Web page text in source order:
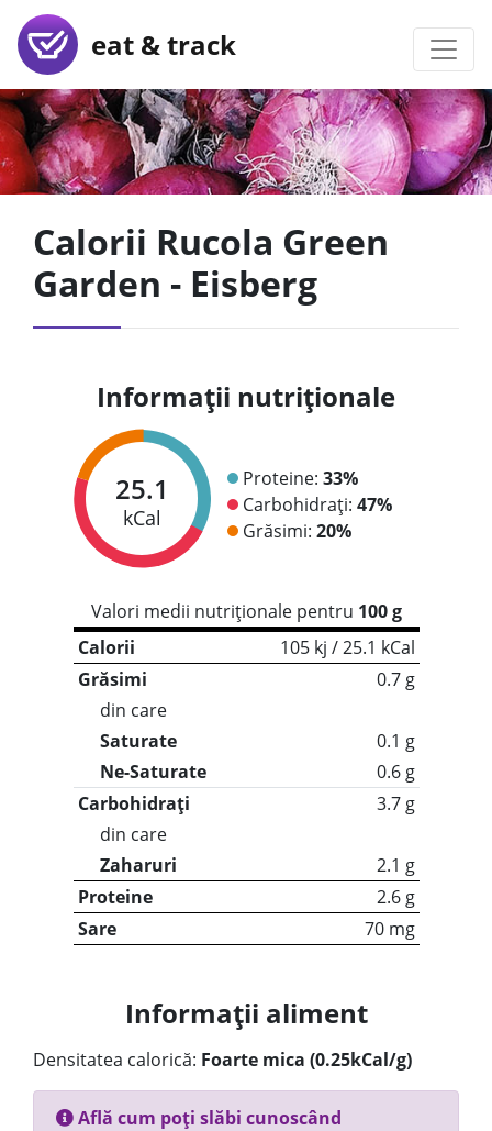
eat & track
Calorii Rucola Green
Garden - Eisberg
Informații nutriționale
25.1
kCal
Proteine: 33%
Carbohidrați: 47%
Grăsimi: 20%
Valori medii nutriționale pentru 100 g
Calorii
105 kj / 25.1 kCal
Grăsimi
0.7 g
din care
Saturate
0.1 g
Ne-Saturate
0.6 g
Carbohidrați
3.7 g
din care
Zaharuri
2.1 g
Proteine
2.6 g
Sare
70 mg
Informații aliment
Densitatea calorică: Foarte mica (0.25kCal/g)
Află cum poți slăbi cunoscând